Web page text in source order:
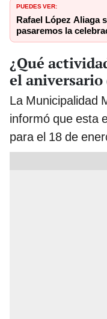
PUEDES VER:
Rafael López Aliaga
pasaremos la
¿Qué
el aniversario
La Municipalidad
informó que esta
para el 18 de